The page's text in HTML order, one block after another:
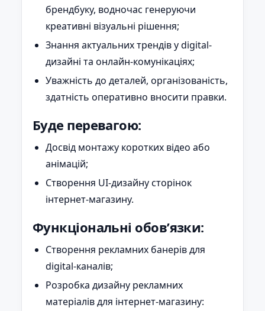
брендбуку, водночас генеруючи
креативні візуальні рішення;
Знання актуальних трендів у digital-
дизайні та онлайн-комунікаціях;
Уважність до деталей, організованість,
здатність оперативно вносити правки.
Буде перевагою:
Досвід монтажу коротких відео або
анімацій;
Створення UI-дизайну сторінок
інтернет-магазину.
Функціональні обов’язки:
Створення рекламних банерів для
digital-каналів;
Розробка дизайну рекламних
матеріалів для інтернет-магазину: